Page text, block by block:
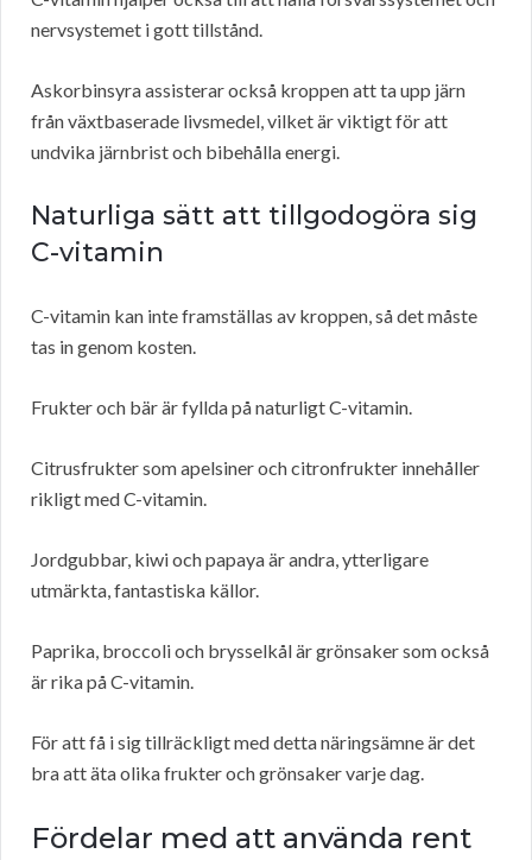
nervsystemet i gott tillstånd.
Askorbinsyra assisterar också kroppen att ta upp järn
från växtbaserade livsmedel, vilket är viktigt för att
undvika järnbrist och bibehålla energi.
Naturliga sätt att tillgodogöra sig
C-vitamin
C-vitamin kan inte framställas av kroppen, så det måste
tas in genom kosten.
Frukter och bär är fyllda på naturligt C-vitamin.
Citrusfrukter som apelsiner och citronfrukter innehåller
rikligt med C-vitamin.
Jordgubbar, kiwi och papaya är andra, ytterligare
utmärkta, fantastiska källor.
Paprika, broccoli och brysselkål är grönsaker som också
är rika på C-vitamin.
För att få i sig tillräckligt med detta näringsämne är det
bra att äta olika frukter och grönsaker varje dag.
Fördelar med att använda rent